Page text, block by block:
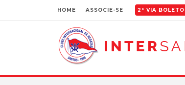
HOME ASSOCIE-SE 2ª VIA BOLETO